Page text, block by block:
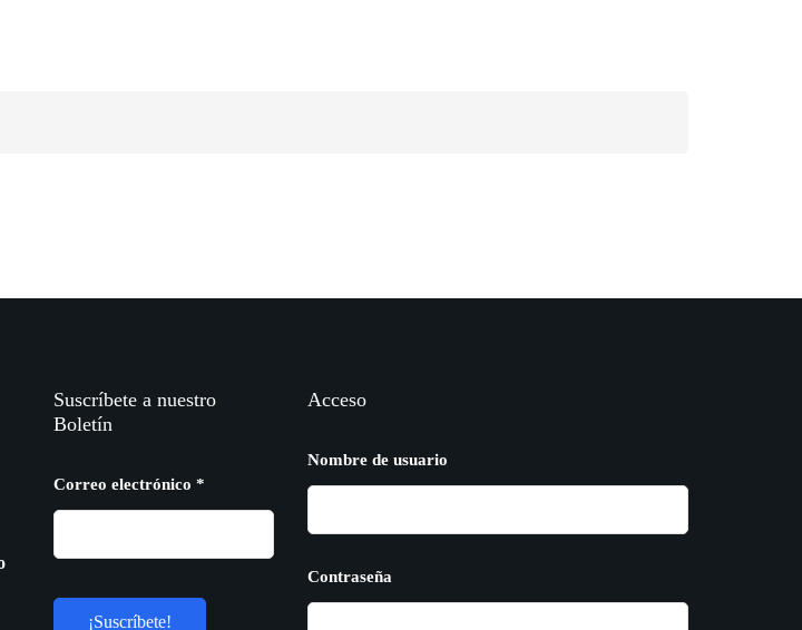
Suscríbete a nuestro
Boletín
Correo electrónico *
Acceso
Nombre de usuario
Contraseña